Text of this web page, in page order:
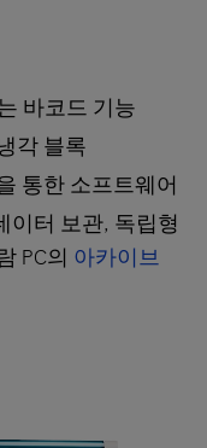
바코드 기능
각 블록
통한 소프트웨어
이터 보관, 독립형
PC의 아카이브